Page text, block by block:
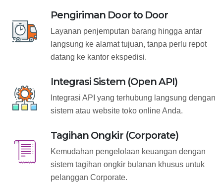
Pengiriman Door to Door
Layanan penjemputan barang hingga antar
langsung ke alamat tujuan, tanpa perlu repot
datang ke kantor ekspedisi.
Integrasi Sistem (Open API)
Integrasi API yang terhubung langsung dengan
sistem atau website toko online Anda.
Tagihan Ongkir (Corporate)
Kemudahan pengelolaan keuangan dengan
sistem tagihan ongkir bulanan khusus untuk
pelanggan Corporate.